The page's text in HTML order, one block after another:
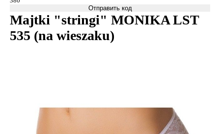
Отправить код
Majtki "stringi" MONIKA LST
535 (na wieszaku)